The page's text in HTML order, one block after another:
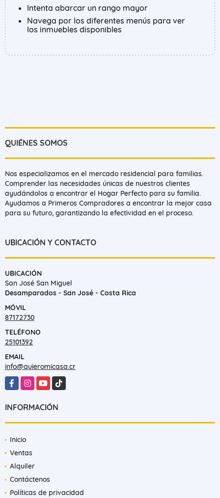
Intenta abarcar un rango mayor
Navega por los diferentes menús para ver
los inmuebles disponibles
QUIÉNES SOMOS
Nos especializamos en el mercado residencial para familias.
Comprender las necesidades únicas de nuestros clientes
ayudándolos a encontrar el Hogar Perfecto para su familia.
Ayudamos a Primeros Compradores a encontrar la mejor casa
para su futuro, garantizando la efectividad en el proceso.
UBICACIÓN Y CONTACTO
UBICACIÓN
San José San Miguel
Desamparados - San José - Costa Rica
MÓVIL
87172730
TELÉFONO
25101392
EMAIL
info@quieromicasa.cr
FacebookInstagramYouTubeTikTok
INFORMACIÓN
Inicio
Ventas
Alquiler
Contáctenos
Políticas de privacidad